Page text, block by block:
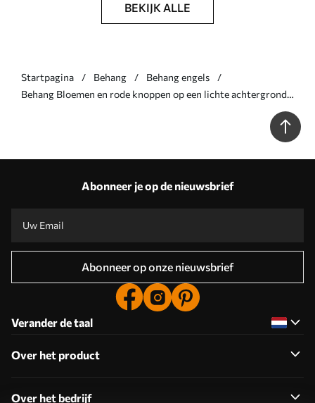
BEKIJK ALLE
Startpagina Behang
Behang engels
Behang Bloemen en rode knoppen op een lichte achtergrond
Abonneer je op de nieuwsbrief
Abonneer op onze nieuwsbrief
Verander de taal
Over het product
Over het bedrijf